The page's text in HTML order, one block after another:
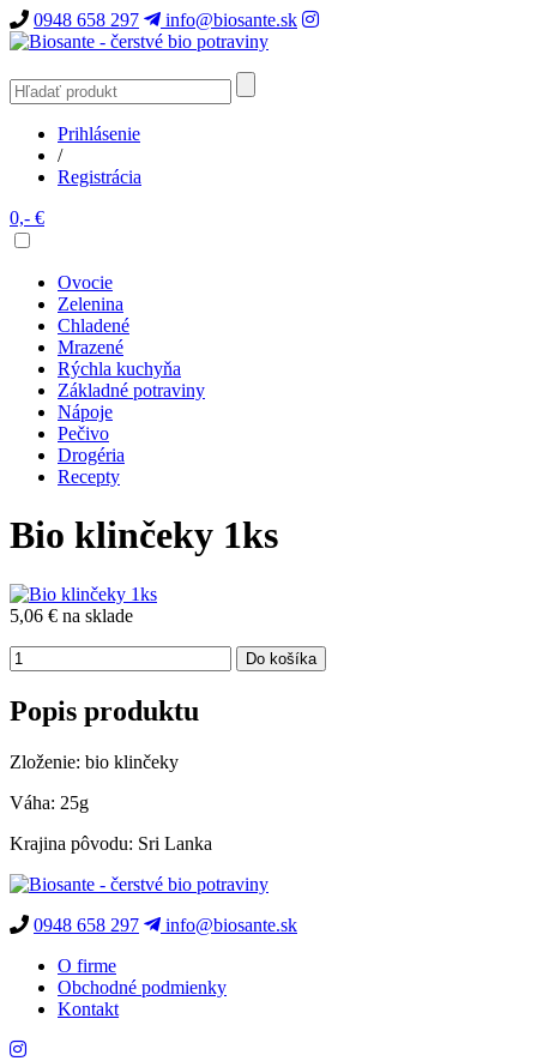
0948 658 297 info@biosante.sk
Prihlásenie
/
Registrácia
0,- €
Ovocie
Zelenina
Chladené
Mrazené
Rýchla kuchyňa
Základné potraviny
Nápoje
Pečivo
Drogéria
Recepty
Bio klinčeky 1ks
5,06 € na sklade
Popis produktu
Zloženie: bio klinčeky
Váha: 25g
Krajina pôvodu: Sri Lanka
0948 658 297
info@biosante.sk
O firme
Obchodné podmienky
Kontakt